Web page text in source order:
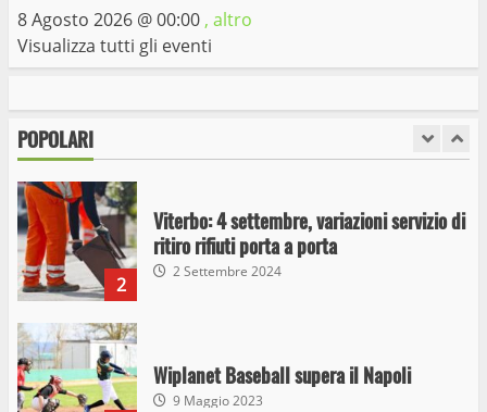
8 Agosto 2026 @00:00 , altro
Visualizza tutti gli eventi
POPOLARI
I Carabinieri arrestano due giovani per
stupefacenti
2
Viterbo: 4 settembre, variazioni servizio di
ritiro rifiuti porta a porta
2 Settembre 2024
Wiplanet Baseball supera il Napoli
9 Maggio 2023